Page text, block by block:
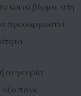
κοινό βίωμα, στη
προσαρμοστεί
συγκυρία
πανκ